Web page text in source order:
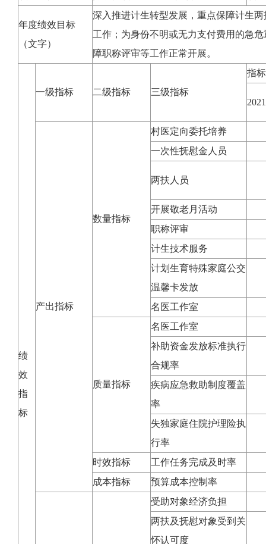
年度绩效目标
（文字）
深入推进计生转型发展，重点保障计生
工作；为身份不明或无力支付费用的急
障职称评审等工作正常开展。
绩
效
指
标
一级指标 二级指标 三级指标
指
产出指标
数量指标
村医定向委托培养
一次性抚慰金人员
两扶人员
开展敬老月活动
职称评审
计生技术服务
计划生育特殊家庭公交
温馨卡发放
名医工作室
质量指标
名医工作室
补助资金发放标准执行
合规率
疾病应急救助制度覆盖
率
失独家庭住院护理险执
行率
时效指标
工作任务完成及时率
成本指标
预算成本控制率
受助对象经济负担
两扶及抚慰对象受到关
怀认可度